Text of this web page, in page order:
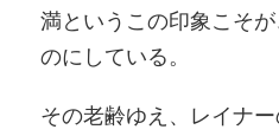
満というこの印象こそ
のにしている。
その老齢ゆえ、レイナ